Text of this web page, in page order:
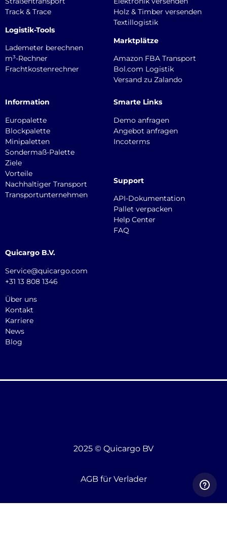
Track & Trace
Logistik-Tools
Lademeter berechnen
m³-Rechner
Frachtkostenrechner
Holz & Timber versenden
Textillogistik
Marktplätze
Amazon FBA Transport
Bol.com Logistik
Versand zu Zalando
Information
Europalette
Blockpalette
Minipaletten
Sondermaß-Palette
Ziele
Vorteile
Nachhaltiger Transport
Transportunternehmen
Smarte Links
Demo anfragen
Angebot anfragen
Incoterms
Support
API-Dokumentation
Pallet verpacken
Help Center
FAQ
Quicargo B.V.
Service@quicargo.com
+31 13 808 1346
Über uns
Kontakt
Karriere
News
Blog
2025 © Quicargo BV
AGB für Verlader